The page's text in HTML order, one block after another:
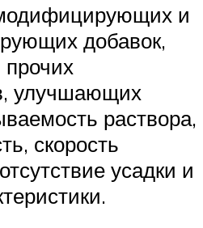
и
добавок,
улучшающих
раствора,
скорость
усадки и